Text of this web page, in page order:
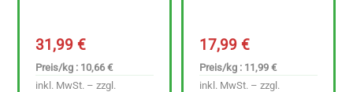
31,99€
Preis/kg : 10,66 €
inkl. MwSt. – zzgl.
17,99€
Preis/kg : 11,99 €
inkl. MwSt. – zzgl.